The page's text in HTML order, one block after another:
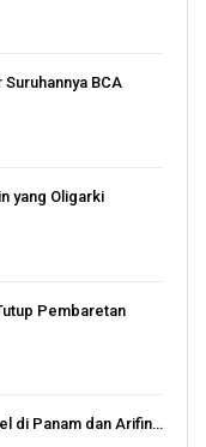
BCA
yang Oligarki
Pembaretan
di Panam dan Arifin…